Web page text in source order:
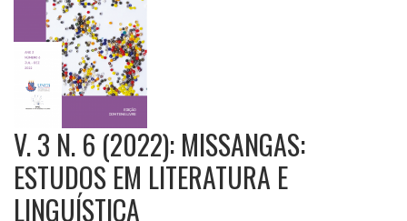
V. 3 N. 6 (2022): MISSANGAS:
ESTUDOS EM LITERATURA E
LINGUÍSTICA